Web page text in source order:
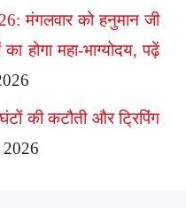
मंगलवार को हनुमान जी
होगा महा-भाग्योदय, पढ़ें
की कटौती और ट्रिपिंग